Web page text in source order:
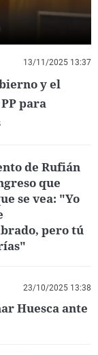
13/11/2025 13:37
y el
para
de Rufián
que
se vea: "Yo
pero tú
23/10/2025 13:38
Huesca ante